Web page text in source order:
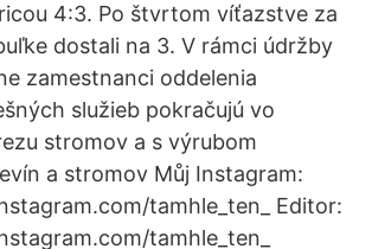
4:3. Po štvrtom víťazstve za
dostali na 3. V rámci údržby
zamestnanci oddelenia
služieb pokračujú vo
stromov a s výrubom
a stromov Můj Instagram:
tamhle_ten_ Editor:
tamhle_ten_